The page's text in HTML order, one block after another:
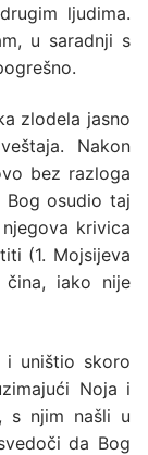
ljudima.
u saradnji s
zlodela jasno
Nakon
bez razloga
Bog osudio taj
krivica
(1. Mojsijeva
iako nije
uništio skoro
Noja i
s njim našli u
da Bog